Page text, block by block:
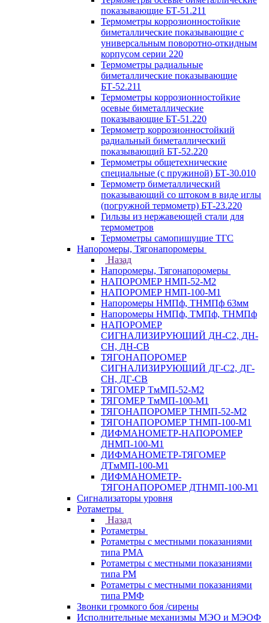
показывающие БТ-51.211
Термометры коррозионностойкие
биметаллические показывающие с
универсальным поворотно-откидным
корпусом серии 220
Термометры радиальные
биметаллические показывающие
БТ-52.211
Термометры коррозионностойкие
осевые биметаллические
показывающие БТ-51.220
Термометр коррозионностойкий
радиальный биметаллический
показывающий БТ-52.220
Термометры общетехнические
специальные (с пружиной) БТ-30.010
Термометр биметаллический
показывающий со штоком в виде иглы
(погружной термометр) БТ-23.220
Гильзы из нержавеющей стали для
термометров
Термометры самопишущие ТГС
Напоромеры, Тягонапоромеры
Назад
Напоромеры, Тягонапоромеры
НАПОРОМЕР НМП-52-М2
НАПОРОМЕР НМП-100-М1
Напоромеры НМПф, ТНМПф 63мм
Напоромеры НМПф, ТМПф, ТНМПф
НАПОРОМЕР
СИГНАЛИЗИРУЮЩИЙ ДН-С2, ДН-
СН, ДН-СВ
ТЯГОНАПОРОМЕР
СИГНАЛИЗИРУЮЩИЙ ДГ-С2, ДГ-
СН, ДГ-СВ
ТЯГОМЕР ТмМП-52-М2
ТЯГОМЕР ТмМП-100-М1
ТЯГОНАПОРОМЕР ТНМП-52-М2
ТЯГОНАПОРОМЕР ТНМП-100-М1
ДИФМАНОМЕТР-НАПОРОМЕР
ДНМП-100-М1
ДИФМАНОМЕТР-ТЯГОМЕР
ДТмМП-100-М1
ДИФМАНОМЕТР-
ТЯГОНАПОРОМЕР ДТНМП-100-М1
Сигнализаторы уровня
Ротаметры
Назад
Ротаметры
Ротаметры с местными показаниями
типа РМА
Ротаметры с местными показаниями
типа РМ
Ротаметры с местными показаниями
типа РМФ
Звонки громкого боя /сирены
Исполнительные механизмы МЭО и МЭОФ